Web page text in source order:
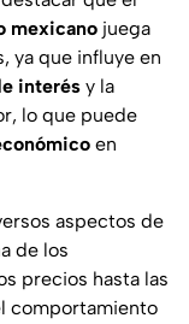
mexicano juega
ya que influye en
interés y la
lo que puede
en
aspectos de
de los
precios hasta las
comportamiento